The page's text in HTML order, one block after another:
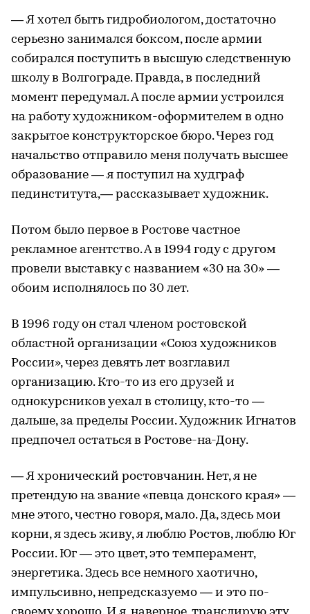
— Я хотел быть гидробиологом, достаточно
серьезно занимался боксом, после армии
собирался поступить в высшую следственную
школу в Волгограде. Правда, в последний
момент передумал. А после армии устроился
на работу художником-оформителем в одно
закрытое конструкторское бюро. Через год
начальство отправило меня получать высшее
образование — я поступил на худграф
пединститута,— рассказывает художник.
Потом было первое в Ростове частное
рекламное агентство. А в 1994 году с другом
провели выставку с названием «30 на 30» —
обоим исполнялось по 30 лет.
В 1996 году он стал членом ростовской
областной организации «Союз художников
России», через девять лет возглавил
организацию. Кто-то из его друзей и
однокурсников уехал в столицу, кто-то —
дальше, за пределы России. Художник Игнатов
предпочел остаться в Ростове-на-Дону.
— Я хронический ростовчанин. Нет, я не
претендую на звание «певца донского края» —
мне этого, честно говоря, мало. Да, здесь мои
корни, я здесь живу, я люблю Ростов, люблю Юг
России. Юг — это цвет, это темперамент,
энергетика. Здесь все немного хаотично,
импульсивно, непредсказуемо — и это по-